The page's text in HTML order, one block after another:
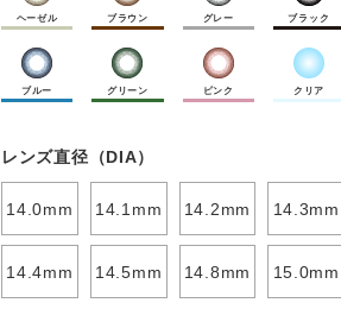
ヘーゼル ブラウン グレー ブラック
ブルー グリーン ピンク クリア
レンズ直径（DIA）
14.0mm 14.1mm 14.2mm 14.3mm
14.4mm 14.5mm 14.8mm 15.0mm